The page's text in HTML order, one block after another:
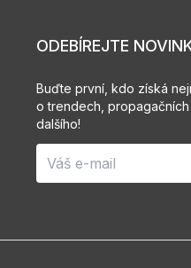
ODEBÍREJTE
Buďte první, kdo získá
o trendech,
dalšího!